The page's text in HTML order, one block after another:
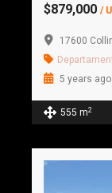
$879,000 /
17600
5 years ago
555 m2